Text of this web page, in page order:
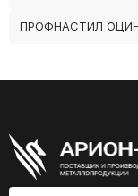
ПРОФНАСТИЛ